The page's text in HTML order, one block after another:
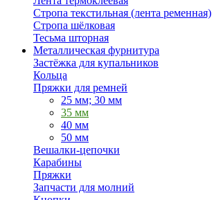
Стропа текстильная (лента ременная)
Стропа шёлковая
Тесьма шторная
Металлическая фурнитура
Застёжка для купальников
Кольца
Пряжки для ремней
25 мм; 30 мм
35 мм
40 мм
50 мм
Вешалки-цепочки
Карабины
Пряжки
Запчасти для молний